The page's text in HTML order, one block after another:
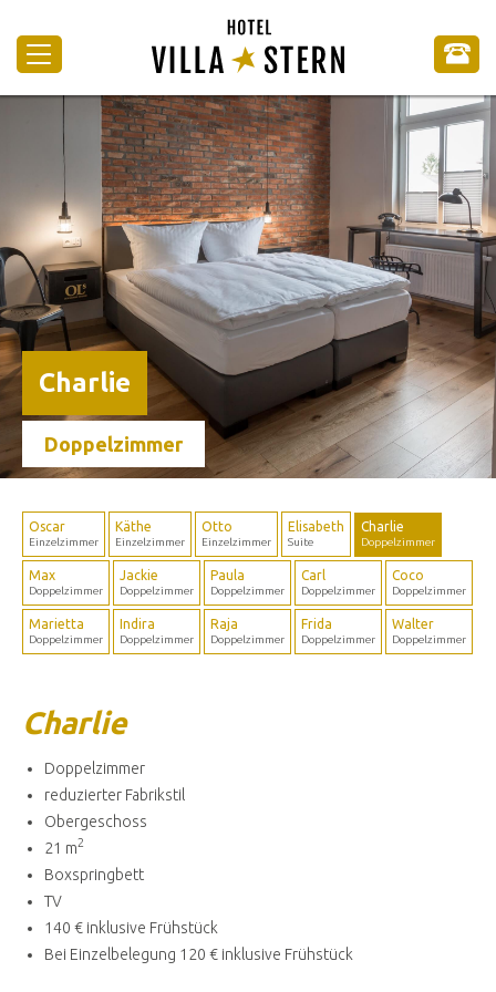
Charlie
Doppelzimmer
Oscar
Einzelzimmer
Käthe
Einzelzimmer
Otto
Einzelzimmer
Elisabeth
Suite
Charlie
Doppelzimmer
Max
Doppelzimmer
Jackie
Doppelzimmer
Paula
Doppelzimmer
Carl
Doppelzimmer
Coco
Doppelzimmer
Marietta
Doppelzimmer
Indira
Doppelzimmer
Raja
Doppelzimmer
Frida
Doppelzimmer
Walter
Doppelzimmer
Charlie
Doppelzimmer
reduzierter Fabrikstil
Obergeschoss
21 m2
Boxspringbett
TV
140 € inklusive Frühstück
Bei Einzelbelegung 120 € inklusive Frühstück